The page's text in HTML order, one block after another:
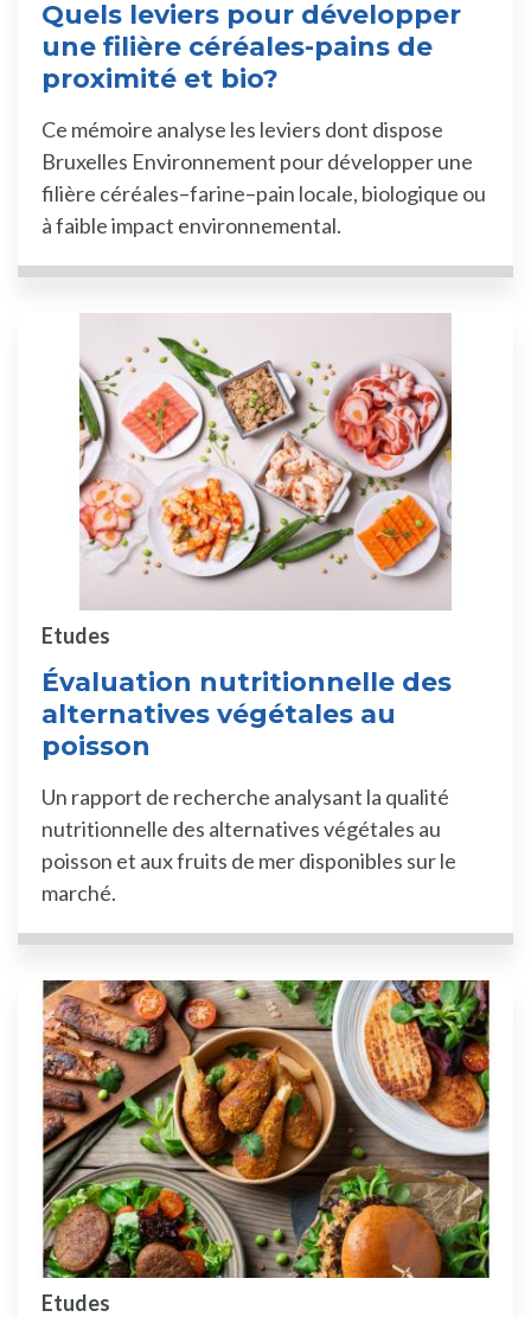
Quels leviers pour développer
une filière céréales-pains de
proximité et bio?
Ce mémoire analyse les leviers dont dispose
Bruxelles Environnement pour développer une
filière céréales–farine–pain locale, biologique ou
à faible impact environnemental.
Évaluation nutritionnelle des
alternatives végétales au
poisson
Etudes
Un rapport de recherche analysant la qualité
nutritionnelle des alternatives végétales au
poisson et aux fruits de mer disponibles sur le
marché.
Etudes